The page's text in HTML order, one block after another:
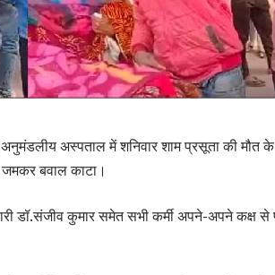
अस्पताल में शनिवार शाम प्रसूता की
जमकर बवाल काटा।
डॉ.संजीव कुमार समेत सभी कर्मी अपने-अपने